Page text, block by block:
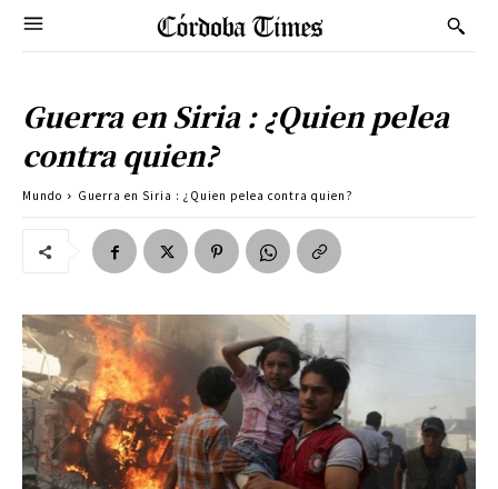
Guerra en Siria : ¿Quien pelea
contra quien?
Mundo Guerra en Siria : ¿Quien pelea contra quien?